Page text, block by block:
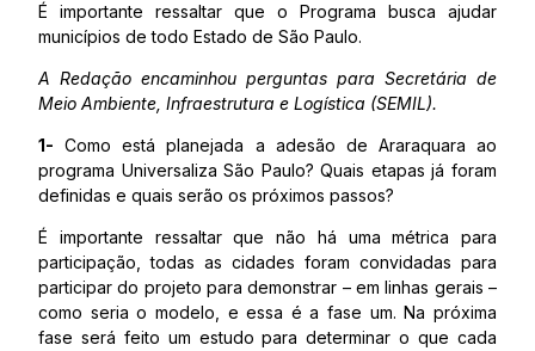
É importante ressaltar que o Programa busca ajudar
municípios de todo Estado de São Paulo.
A Redação encaminhou perguntas para Secretária de
Meio Ambiente, Infraestrutura e Logística (SEMIL).
1- Como está planejada a adesão de Araraquara ao
programa Universaliza São Paulo? Quais etapas já foram
definidas e quais serão os próximos passos?
É importante ressaltar que não há uma métrica para
participação, todas as cidades foram convidadas para
participar do projeto para demonstrar – em linhas gerais –
como seria o modelo, e essa é a fase um. Na próxima
fase será feito um estudo para determinar o que cada